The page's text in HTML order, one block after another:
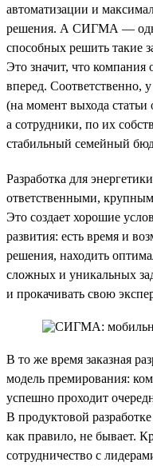
автоматизации и
решения. А СИГМА —
способных решить такие
Это значит, что компания
вперед. Соответственно,
(на момент выхода
а сотрудники, по их
стабильный семейный
Разработка для
ответственными,
Это создает хорошие
развития: есть время и
решения, находить
сложных и уникальных
и прокачивать свою
В то же время заказная
модель премирования:
успешно проходит
В продуктовой
как правило, не бывает.
сотрудничество с